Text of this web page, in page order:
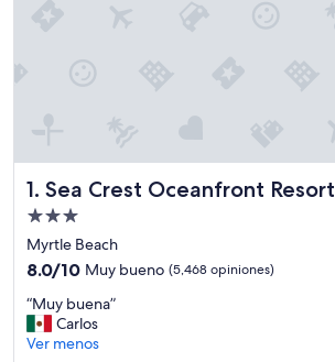
1. Sea Crest Oceanfront Resort
Sea Crest Oceanfront Resort
Propiedad
de
3.0
Myrtle Beach
8.0
10,
Muy
bueno,
8.0/10 Muy bueno (5,468 opiniones)
“
M
u
“Muy buena”
Carlos
Ver menos